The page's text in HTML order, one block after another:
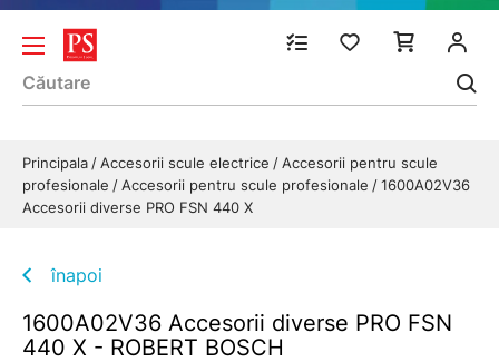
Principala Accesorii scule electrice
Accesorii pentru scule
profesionale
Accesorii pentru scule profesionale
1600A02V36
Accesorii diverse PRO FSN 440 X
înapoi
1600A02V36 Accesorii diverse PRO FSN
440 X - ROBERT BOSCH